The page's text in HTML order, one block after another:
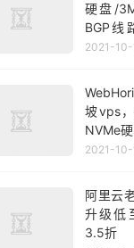
硬盘/
BGP线
200台
2021-
坡vps
NVMe
口，$5/
2021-
阿里云
升级低
3.5折